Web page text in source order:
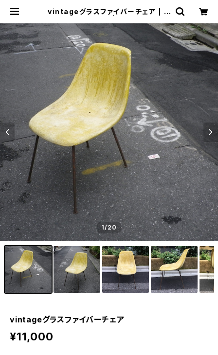
vintageグラスファイバーチェア | ト
リサイクルショップ・古着
1/20
vintageグラスファイバーチェア
¥11,000